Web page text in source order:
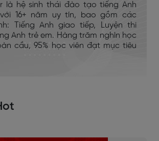
là hệ sinh thái đào tạo tiếng Anh
16+ năm uy tín, bao gồm các
Tiếng Anh giao tiếp, Luyện thi
Anh trẻ em. Hàng trăm nghìn học
cầu, 95% học viên đạt mục tiêu